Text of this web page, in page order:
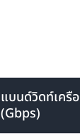
แบนด์วิดท์เครื
(Gbps)